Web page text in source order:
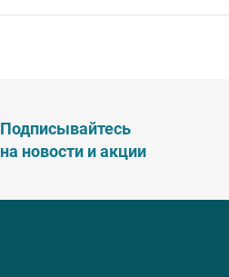
Подписывайтесь
на новости и акции